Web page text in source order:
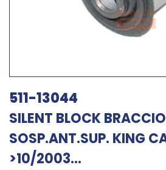
511-13044
SILENT BLOCK BRACCIO
SOSP.ANT.SUP. KING
>10/2003...